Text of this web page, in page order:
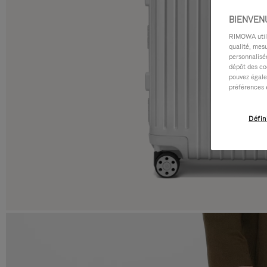
RIMOWA
qualité,
dépôt des
pouvez
préférences